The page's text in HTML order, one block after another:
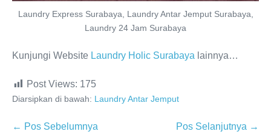
Laundry Express Surabaya, Laundry Antar Jemput Surabaya,
Laundry 24 Jam Surabaya
Kunjungi Website Laundry Holic Surabaya lainnya…
Post Views: 175
Diarsipkan di bawah: Laundry Antar Jemput
Navigasi
← Pos Sebelumnya Pos Selanjutnya →